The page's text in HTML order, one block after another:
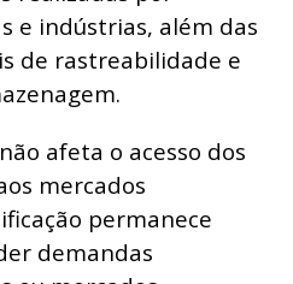
e indústrias, além das
de rastreabilidade e
afeta o acesso dos
mercados
permanece
demandas